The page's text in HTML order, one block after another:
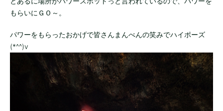
もらいにＧＯ～。
パワーをもらったおかげで皆さんまんべんの笑みでハイポーズ
(*^^)v